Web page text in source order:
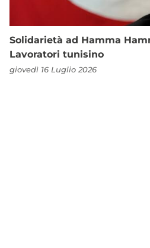
Solidarietà ad Hamma
Lavoratori tunisino
giovedì 16 Luglio 2026